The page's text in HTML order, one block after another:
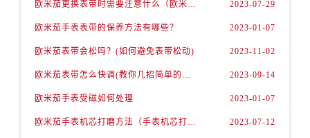
欧米茄更换表带时需要注意什么（欧米茄手表如何更换表带） 2023-07-29
欧米茄手表表带的保养方法有哪些？ 2023-01-07
欧米茄表带会松吗？(如何避免表带松动) 2023-11-02
欧米茄表带怎么快调(教你几招简单的方法) 2023-09-14
欧米茄手表受磁如何处理 2023-01-07
欧米茄手表机芯打磨方法（手表机芯打磨知识） 2023-07-12